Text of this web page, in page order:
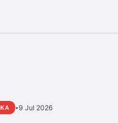
•9 Jul 2026